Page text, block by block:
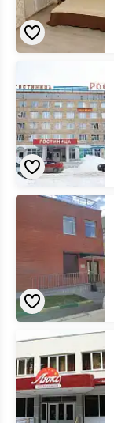
лучшие
«Залесный»
«Люкс»
лучшие